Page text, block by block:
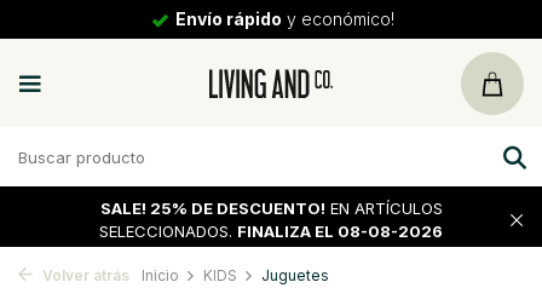
30 díasde vuelta
SALE! 25% DE DESCUENTO! EN ARTÍCULOS
SELECCIONADOS. FINALIZA EL 08-08-2026
Volver atrás Inicio KIDS Juguetes